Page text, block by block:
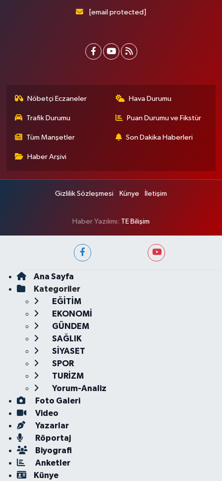
[email protected]
Nöbetçi Eczaneler Hava Durumu
Trafik Durumu Puan Durumu ve Fikstür
Tüm Manşetler Son Dakika Haberleri
Haber Arşivi
Gizlilik Sözleşmesi Künye İletişim
Haber Yazılımı: TE Bilişim
Ana Sayfa
Kategoriler
EĞİTİM
EKONOMİ
GÜNDEM
SAĞLIK
SİYASET
SPOR
TURİZM
Yorum-Analiz
Foto Galeri
Video
Yazarlar
Röportaj
Biyografi
Anketler
Künye